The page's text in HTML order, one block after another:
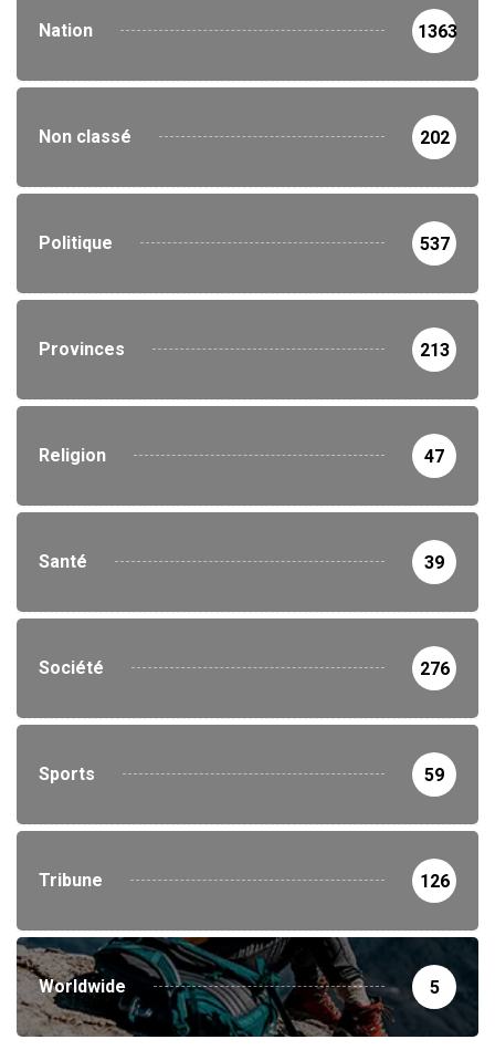
Nation 1363
Non classé 202
Politique 537
Provinces 213
Religion 47
Santé 39
Société 276
Sports 59
Tribune 126
Worldwide 5